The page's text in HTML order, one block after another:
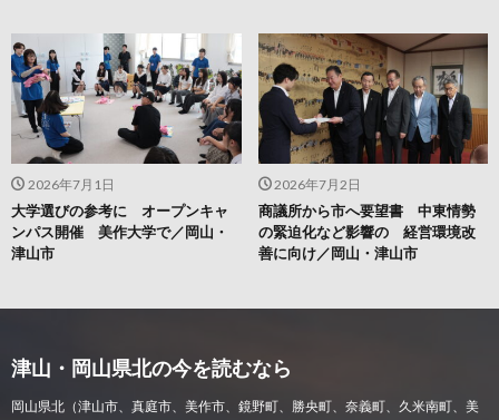
2026年7月2日
商議所から市へ要望書 中東情勢
の緊迫化など影響の 経営環境改
善に向け／岡山・津山市
2026年7月1日
大学選びの参考に オープンキャ
ンパス開催 美作大学で／岡山・
津山市
津山・岡山県北の今を読むなら
岡山県北（津山市、真庭市、美作市、鏡野町、勝央町、奈義町、久米南町、美